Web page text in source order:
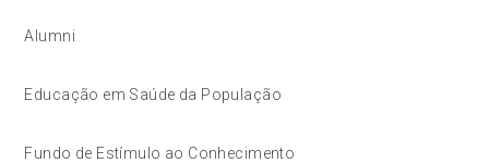
Alumni
Educação em Saúde da População
Fundo de Estímulo ao Conhecimento